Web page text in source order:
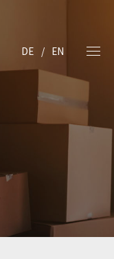
DE EN